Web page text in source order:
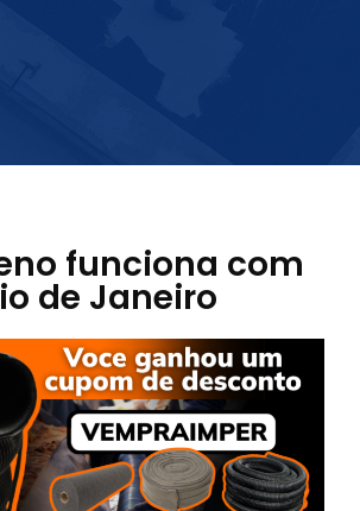
funciona com
de Janeiro